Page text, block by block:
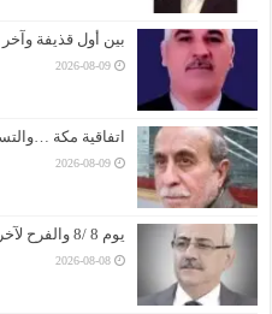
بين أول قذيفة
2026-08-09
اتفاقية مكة
2026-08-09
يوم 8 /8 والفرح لآخر مرة! فلاح المشعل
2026-08-08